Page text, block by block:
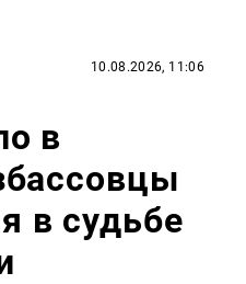
10.08.2026, 11:06
в
в судьбе